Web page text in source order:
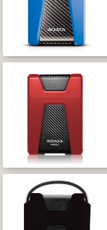
Gyártók
Dokumentumok
TALÁLATOK
Meg kell adnia
Kezdő
Pontos egyezéshez